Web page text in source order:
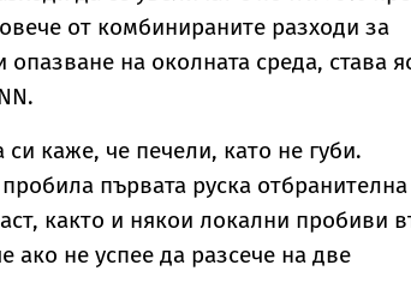
от комбинираните разходи за
на околната среда, става
каже, че печели, като не губи.
първата руска отбранителна
както и някои локални пробиви
ако не успее да разсече на две